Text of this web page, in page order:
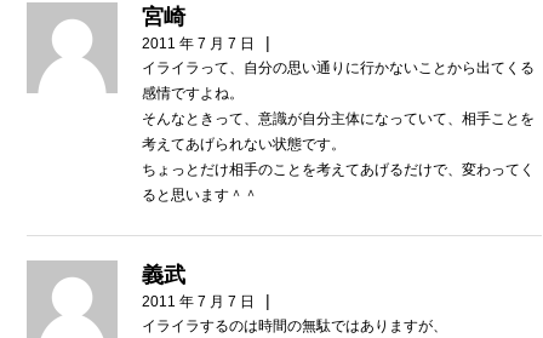
宮崎
2011 年 7 月 7 日 |
イライラって、自分の思い通りに行かないことから出てくる
感情ですよね。
そんなときって、意識が自分主体になっていて、相手ことを
考えてあげられない状態です。
ちょっとだけ相手のことを考えてあげるだけで、変わってく
ると思います＾＾
義武
2011 年 7 月 7 日 |
イライラするのは時間の無駄ではありますが、